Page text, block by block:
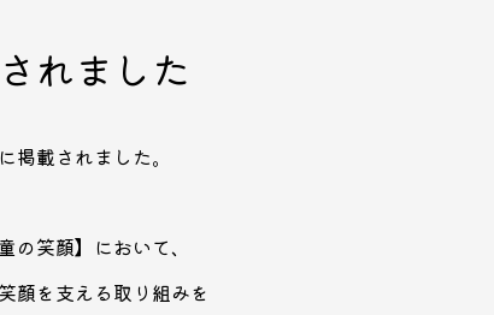
れました
載されました。
笑顔】において、
顔を支える取り組みを